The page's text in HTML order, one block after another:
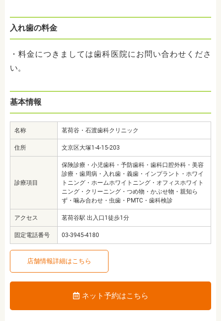
入れ歯の料金
・料金につきましては歯科医院にお問い合わせくださ
い。
基本情報
名称 茗荷谷・石渡歯科クリニック
住所 文京区大塚1-4-15-203
診療項目
保険診療・小児歯科・予防歯科・歯科口腔外科・美容
診療・歯周病・入れ歯・義歯・インプラント・ホワイ
トニング・ホームホワイトニング・オフィスホワイト
ニング・クリーニング・つめ物・かぶせ物・親知ら
ず・噛み合わせ・虫歯・PMTC・歯科検診
アクセス 茗荷谷駅 出入口1徒歩1分
固定電話番号 03-3945-4180
店舗情報詳細はこちら
ネット予約はこちら